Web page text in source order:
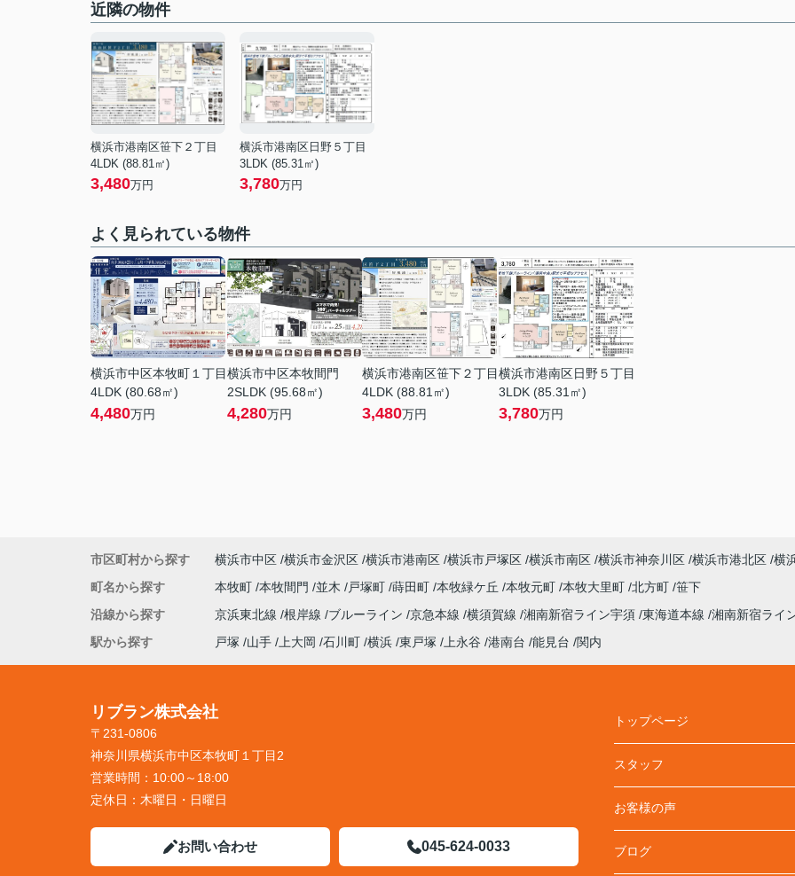
近隣の物件
横浜市港南区笹下２丁目
4LDK (88.81㎡)
3,480万円
横浜市港南区日野５丁目
3LDK (85.31㎡)
3,780万円
よく見られている物件
横浜市中区本牧町１丁目
4LDK (80.68㎡)
4,480万円
横浜市中区本牧間門
2SLDK (95.68㎡)
4,280万円
横浜市港南区笹下２丁目
4LDK (88.81㎡)
3,480万円
横浜市港南区日野５丁目
3LDK (85.31㎡)
3,780万円
市区町村から探す 横浜市中区 横浜市金沢区 横浜市港南区 横浜市戸塚区 横浜市南区 横浜市神奈川区 横浜市港北区 横
町名から探す
本牧町 本牧間門 並木 戸塚町 蒔田町 本牧緑ケ丘 本牧元町 本牧大里町 北方町 笹下
沿線から探す
京浜東北線 根岸線 ブルーライン 京急本線 横須賀線 湘南新宿ライン宇須 東海道本線 湘南新宿ライ
駅から探す
戸塚 山手 上大岡 石川町 横浜 東戸塚 上永谷 港南台 能見台 関内
リブラン株式会社
〒231-0806
神奈川県横浜市中区本牧町１丁目2
営業時間： 10:00～18:00
定休日： 木曜日・日曜日
お問い合わせ 045-624-0033
トップページ
スタッフ
お客様の声
ブログ